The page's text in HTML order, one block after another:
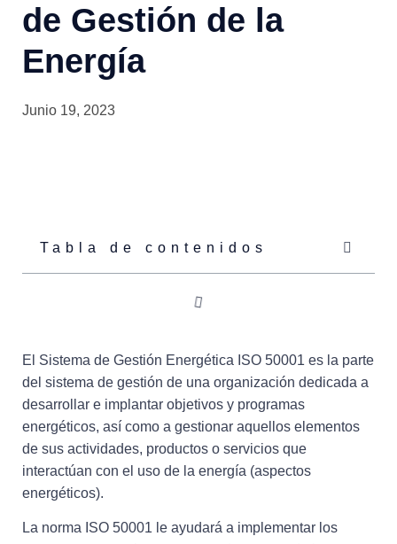
de Gestión de la
Energía
Junio 19, 2023
Tabla de contenidos
El Sistema de Gestión Energética ISO 50001 es la parte
del sistema de gestión de una organización dedicada a
desarrollar e implantar objetivos y programas
energéticos, así como a gestionar aquellos elementos
de sus actividades, productos o servicios que
interactúan con el uso de la energía (aspectos
energéticos).
La norma ISO 50001 le ayudará a implementar los